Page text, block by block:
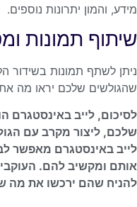
מידע, והמון יתרונות נוספים.
שיתוף תמונות
ניתן לשתף תמונות בשידור
שהגולשים שלכם יראו מה
לסיכום, לייב באינסטגרם
שלכם, ליצור מקרב עם
לייב באינסטגרם מאפשר
אותם ומקשיב להם.
להניח שהם ירכשו את מה